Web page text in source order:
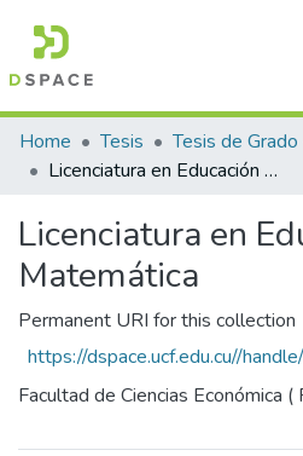
Communities & Collections
All of DSpace
Statistics
Home Tesis
Tesis de
Licenciatura en Educación Matemática
Licenciatura en
Matemática
Permanent URI for this collection
https://dspace.ucf.edu.cu//
Facultad de Ciencias Económica (